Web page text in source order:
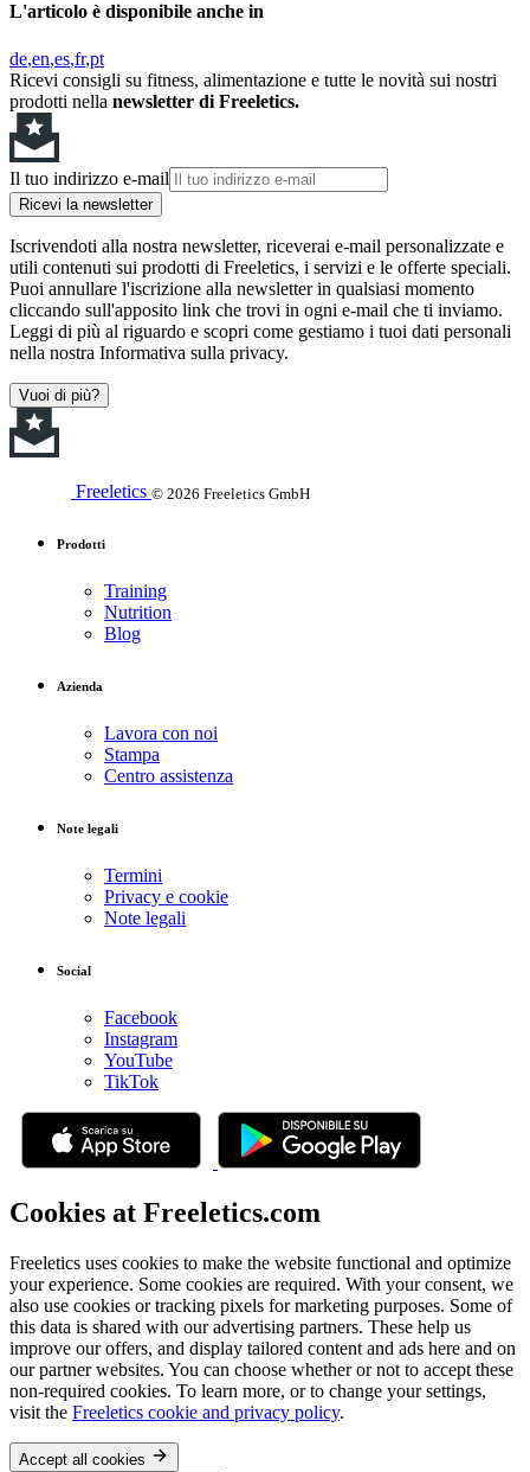
L'articolo è disponibile anche in
de en es fr pt
Ricevi consigli su fitness, alimentazione e tutte le novità sui nostri
prodotti nella newsletter di Freeletics.
Il tuo indirizzo e-mail
Ricevi la newsletter
Iscrivendoti alla nostra newsletter, riceverai e-mail personalizzate e
utili contenuti sui prodotti di Freeletics, i servizi e le offerte speciali.
Puoi annullare l'iscrizione alla newsletter in qualsiasi momento
cliccando sull'apposito link che trovi in ogni e-mail che ti inviamo.
Leggi di più al riguardo e scopri come gestiamo i tuoi dati personali
nella nostra Informativa sulla privacy.
Vuoi di più?
Freeletics © 2026 Freeletics GmbH
Prodotti
Training
Nutrition
Blog
Azienda
Lavora con noi
Stampa
Centro assistenza
Note legali
Termini
Privacy e cookie
Note legali
Social
Facebook
Instagram
YouTube
TikTok
Cookies at Freeletics.com
Freeletics uses cookies to make the website functional and optimize
your experience. Some cookies are required. With your consent, we
also use cookies or tracking pixels for marketing purposes. Some of
this data is shared with our advertising partners. These help us
improve our offers, and display tailored content and ads here and on
our partner websites. You can choose whether or not to accept these
non-required cookies. To learn more, or to change your settings,
visit the Freeletics cookie and privacy policy.
Accept all cookies